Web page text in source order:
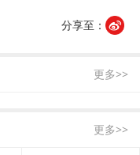
分享至：
更多>>
更多>>